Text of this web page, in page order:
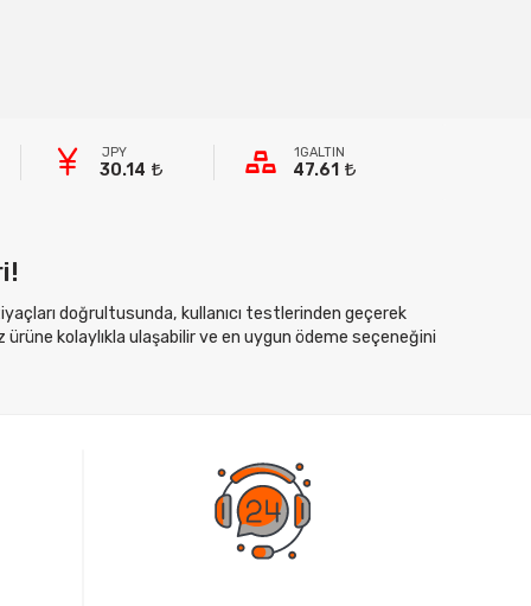
JPY
30.14
1GALTIN
47.61
doğrultusunda, kullanıcı testlerinden geçerek
ürüne kolaylıkla ulaşabilir ve en uygun ödeme seçeneğini